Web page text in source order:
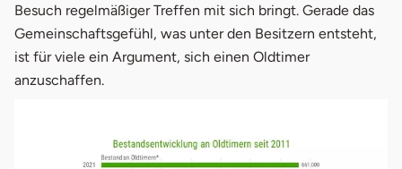
Besuch regelmäßiger Treffen mit sich bringt. Gerade das
Gemeinschaftsgefühl, was unter den Besitzern entsteht,
ist für viele ein Argument, sich einen Oldtimer
anzuschaffen.